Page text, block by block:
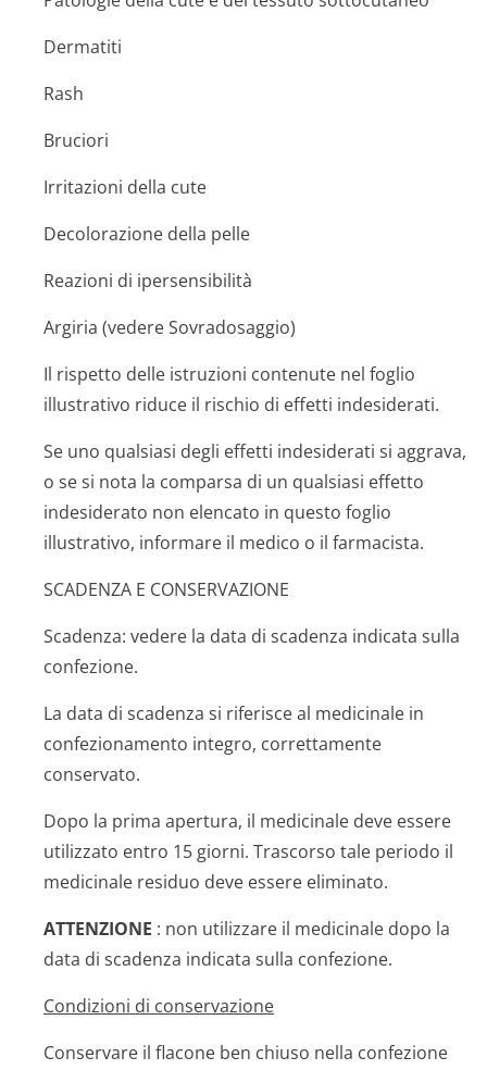
Dermatiti
Rash
Bruciori
Irritazioni della cute
Decolorazione della pelle
Reazioni di ipersensibilità
Argiria (vedere Sovradosaggio)
Il rispetto delle istruzioni contenute nel foglio
illustrativo riduce il rischio di effetti indesiderati.
Se uno qualsiasi degli effetti indesiderati si aggrava,
o se si nota la comparsa di un qualsiasi effetto
indesiderato non elencato in questo foglio
illustrativo, informare il medico o il farmacista.
SCADENZA E CONSERVAZIONE
Scadenza: vedere la data di scadenza indicata sulla
confezione.
La data di scadenza si riferisce al medicinale in
confezionamento integro, correttamente
conservato.
Dopo la prima apertura, il medicinale deve essere
utilizzato entro 15 giorni. Trascorso tale periodo il
medicinale residuo deve essere eliminato.
ATTENZIONE : non utilizzare il medicinale dopo la
data di scadenza indicata sulla confezione.
Condizioni di conservazione
Conservare il flacone ben chiuso nella confezione